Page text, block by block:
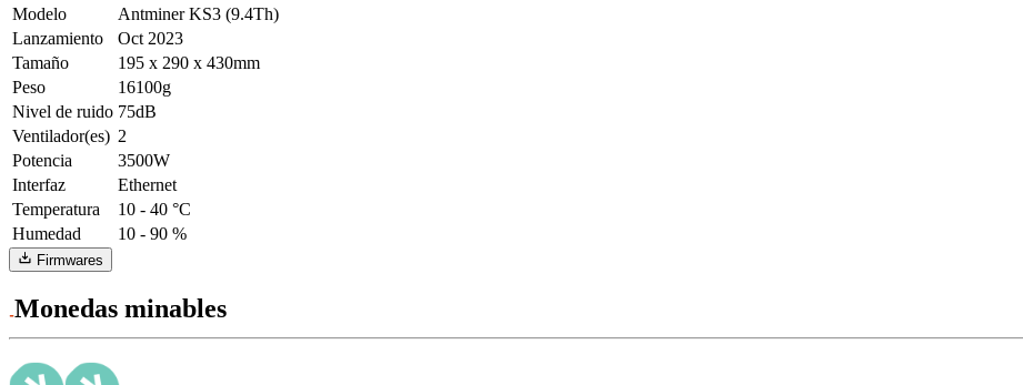
Modelo
Antminer KS3 (9.4Th)
Lanzamiento
Oct 2023
Tamaño
195 x 290 x 430mm
Peso
16100g
Nivel de ruido 75dB
Ventilador(es) 2
Potencia
3500W
Interfaz
Ethernet
Temperatura
10 - 40 °C
Humedad
10 - 90 %
Firmwares
Monedas minables